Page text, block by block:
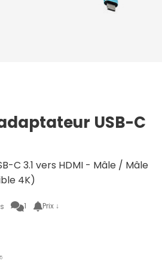
USB-C
C 3.1 vers HDMI - Mâle / Mâle
4K)
1 Prix ↓